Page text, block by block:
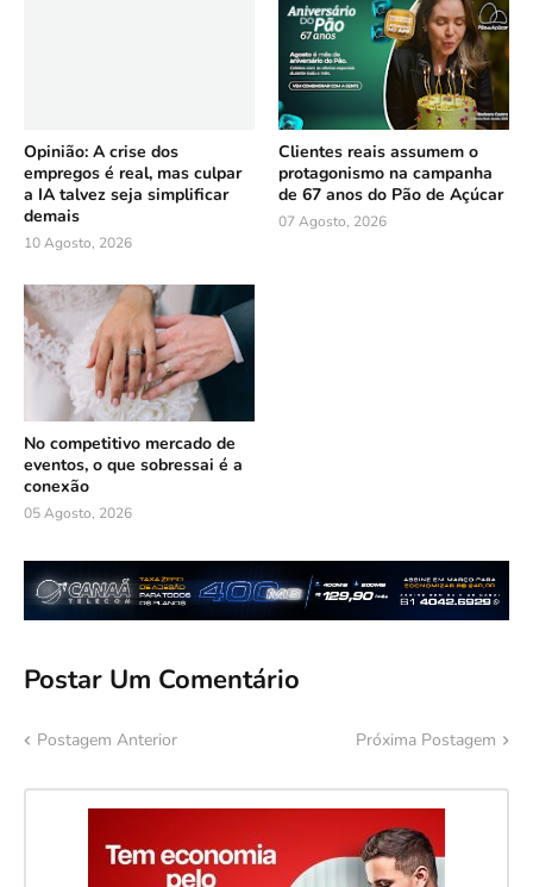
Opinião: A crise dos
empregos é real, mas culpar
a IA talvez seja simplificar
demais
10 Agosto, 2026
Clientes reais assumem o
protagonismo na campanha
de 67 anos do Pão de Açúcar
07 Agosto, 2026
No competitivo mercado de
eventos, o que sobressai é a
conexão
05 Agosto, 2026
Postar Um Comentário
Postagem Anterior Próxima Postagem